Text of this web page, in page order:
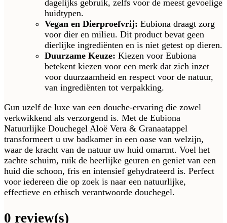
dagelijks gebruik, zelfs voor de meest gevoelige
huidtypen.
Vegan en Dierproefvrij: Eubiona draagt zorg
voor dier en milieu. Dit product bevat geen
dierlijke ingrediënten en is niet getest op dieren.
Duurzame Keuze: Kiezen voor Eubiona
betekent kiezen voor een merk dat zich inzet
voor duurzaamheid en respect voor de natuur,
van ingrediënten tot verpakking.
Gun uzelf de luxe van een douche-ervaring die zowel
verkwikkend als verzorgend is. Met de Eubiona
Natuurlijke Douchegel Aloë Vera & Granaatappel
transformeert u uw badkamer in een oase van welzijn,
waar de kracht van de natuur uw huid omarmt. Voel het
zachte schuim, ruik de heerlijke geuren en geniet van een
huid die schoon, fris en intensief gehydrateerd is. Perfect
voor iedereen die op zoek is naar een natuurlijke,
effectieve en ethisch verantwoorde douchegel.
0 review(s)